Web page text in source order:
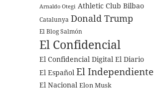
Arnaldo Otegi Athletic Club Bilbao
Catalunya Donald Trump
El Blog Salmón
El Confidencial
El Confidencial Digital El Diario
El Español El Independiente
El Nacional Elon Musk